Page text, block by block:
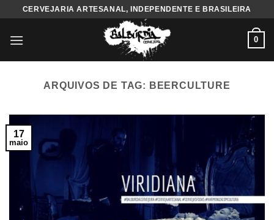
content
CERVEJARIA ARTESANAL, INDEPENDENTE E BRASILEIRA
0
ARQUIVOS DE TAG: BEERCULTURE
17
maio